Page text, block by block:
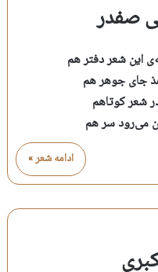
صفدر
این شعر دفتر هم
جای جوهر هم
شعر کوتاهم
می‌رود سر هم
ادامه شعر »